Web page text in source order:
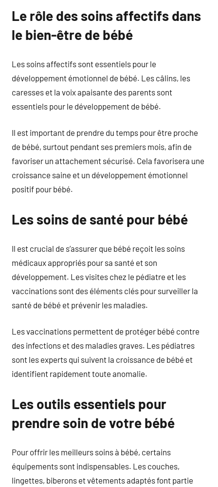
Le rôle des soins affectifs dans
le bien-être de bébé
Les soins affectifs sont essentiels pour le
développement émotionnel de bébé. Les câlins, les
caresses et la voix apaisante des parents sont
essentiels pour le développement de bébé.
Il est important de prendre du temps pour être proche
de bébé, surtout pendant ses premiers mois, afin de
favoriser un attachement sécurisé. Cela favorisera une
croissance saine et un développement émotionnel
positif pour bébé.
Les soins de santé pour bébé
Il est crucial de s’assurer que bébé reçoit les soins
médicaux appropriés pour sa santé et son
développement. Les visites chez le pédiatre et les
vaccinations sont des éléments clés pour surveiller la
santé de bébé et prévenir les maladies.
Les vaccinations permettent de protéger bébé contre
des infections et des maladies graves. Les pédiatres
sont les experts qui suivent la croissance de bébé et
identifient rapidement toute anomalie.
Les outils essentiels pour
prendre soin de votre bébé
Pour offrir les meilleurs soins à bébé, certains
équipements sont indispensables. Les couches,
lingettes, biberons et vêtements adaptés font partie